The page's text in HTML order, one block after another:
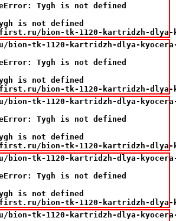
Tygh is not defined
is not defined
bion-tk-1120-kartridzh-
tk-1120-kartridzh-dlya-kyocera-
Tygh is not defined
is not defined
bion-tk-1120-kartridzh-
tk-1120-kartridzh-dlya-kyocera-
Tygh is not defined
is not defined
bion-tk-1120-kartridzh-
tk-1120-kartridzh-dlya-kyocera-
Tygh is not defined
is not defined
bion-tk-1120-kartridzh-
tk-1120-kartridzh-dlya-kyocera-